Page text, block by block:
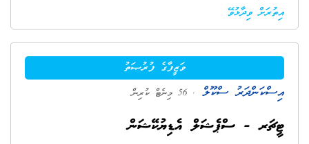
އިތުރަށް ވިދާޅުވޭ
ވަޒީފާގެ ފުރުޞަތު
އިސްކަންދަރު ސްކޫލް . 56 މިނެޓް ކުރިން
ޓީޗަރ - ސްޕެޝަލް އެޑިޔުކޭޝަން